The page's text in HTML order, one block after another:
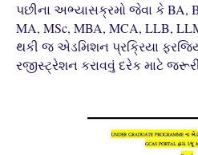
પછીના અભ્યાસક્રમો જેવા કે BA,
MA, MSc, MBA, MCA, LLB,
થકી જ એડમિશન પ્રક્રિયા
રજીસ્ટ્રેશન કરાવવું દરેક માટે